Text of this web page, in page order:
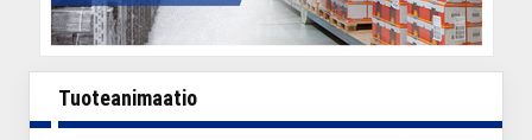
Tuoteanimaatio